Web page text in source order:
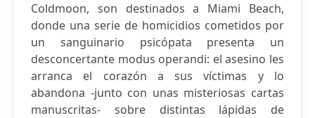
Coldmoon, son destinados a Miami Beach,
donde una serie de homicidios cometidos por
un sanguinario psicópata presenta un
desconcertante modus operandi: el asesino les
arranca el corazón a sus víctimas y lo
abandona -junto con unas misteriosas cartas
manuscritas- sobre distintas lápidas de